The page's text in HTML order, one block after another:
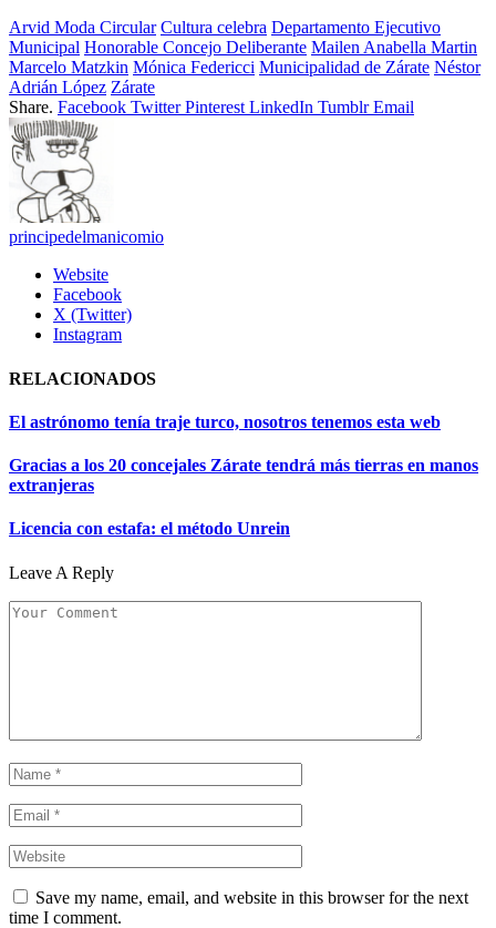
Arvid Moda Circular Cultura celebra Departamento Ejecutivo
Municipal Honorable Concejo Deliberante Mailen Anabella Martin
Marcelo Matzkin Mónica Federicci Municipalidad de Zárate Néstor
Adrián López Zárate
Share. Facebook Twitter Pinterest LinkedIn Tumblr Email
principedelmanicomio
Website
Facebook
X (Twitter)
Instagram
RELACIONADOS
El astrónomo tenía traje turco, nosotros tenemos esta web
Gracias a los 20 concejales Zárate tendrá más tierras en manos
extranjeras
Licencia con estafa: el método Unrein
Leave A Reply
Save my name, email, and website in this browser for the next
time I comment.